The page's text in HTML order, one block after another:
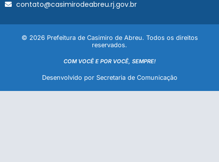
contato@casimirodeabreu.rj.gov.br
© 2026 Prefeitura de Casimiro de Abreu. Todos os direitos
reservados.
COM VOCÊ E POR VOCÊ, SEMPRE!
Desenvolvido por Secretaria de Comunicação